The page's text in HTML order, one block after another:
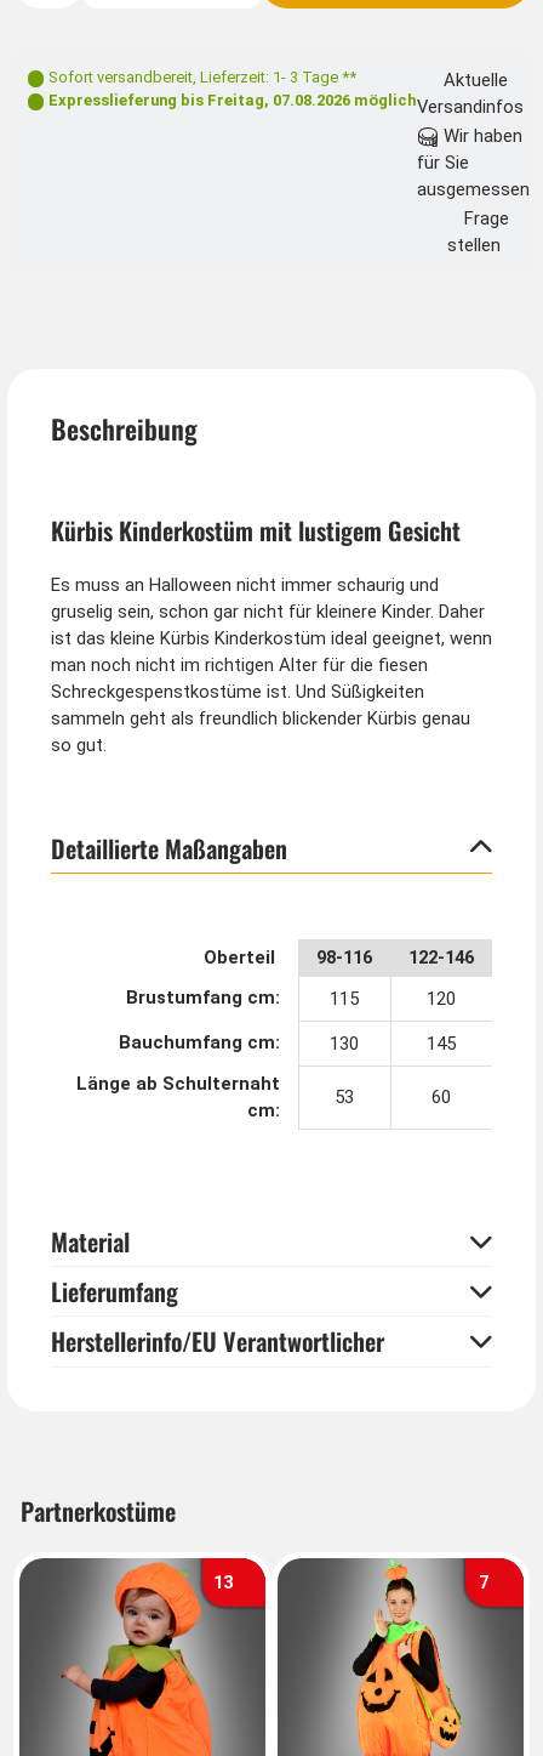
Sofort versandbereit, Lieferzeit: 1- 3 Tage **
Expresslieferung bis Freitag, 07.08.2026 möglich
Aktuelle
Versandinfos
für Sie
ausgemessen
Frage
stellen
Beschreibung
Kürbis Kinderkostüm mit lustigem Gesicht
Es muss an Halloween nicht immer schaurig und
gruselig sein, schon gar nicht für kleinere Kinder. Daher
ist das kleine Kürbis Kinderkostüm ideal geeignet, wenn
man noch nicht im richtigen Alter für die fiesen
Schreckgespenstkostüme ist. Und Süßigkeiten
sammeln geht als freundlich blickender Kürbis genau
so gut.
Detaillierte Maßangaben
Oberteil 98-116
122-146
Brustumfang cm:
115
120
Bauchumfang cm:
130
145
Länge ab Schulternaht
cm:
53 60
Material
Lieferumfang
Herstellerinfo/EU Verantwortlicher
Partnerkostüme
13 7